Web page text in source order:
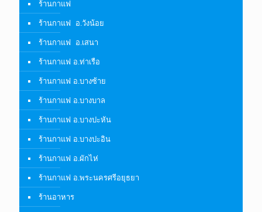
ร้านกาแฟ
ร้านกาแฟ อ.วังน้อย
ร้านกาแฟ อ.เสนา
ร้านกาแฟ อ.ท่าเรือ
ร้านกาแฟ อ.บางซ้าย
ร้านกาแฟ อ.บางบาล
ร้านกาแฟ อ.บางปะหัน
ร้านกาแฟ อ.บางปะอิน
ร้านกาแฟ อ.ผักไห่
ร้านกาแฟ อ.พระนครศรีอยุธยา
ร้านอาหาร